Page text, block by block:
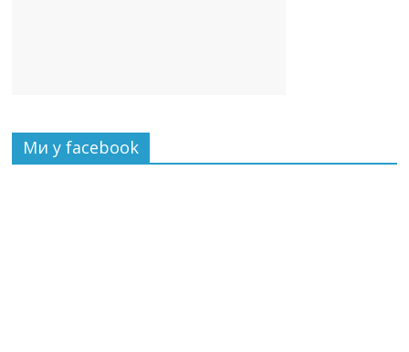
Ми у facebook